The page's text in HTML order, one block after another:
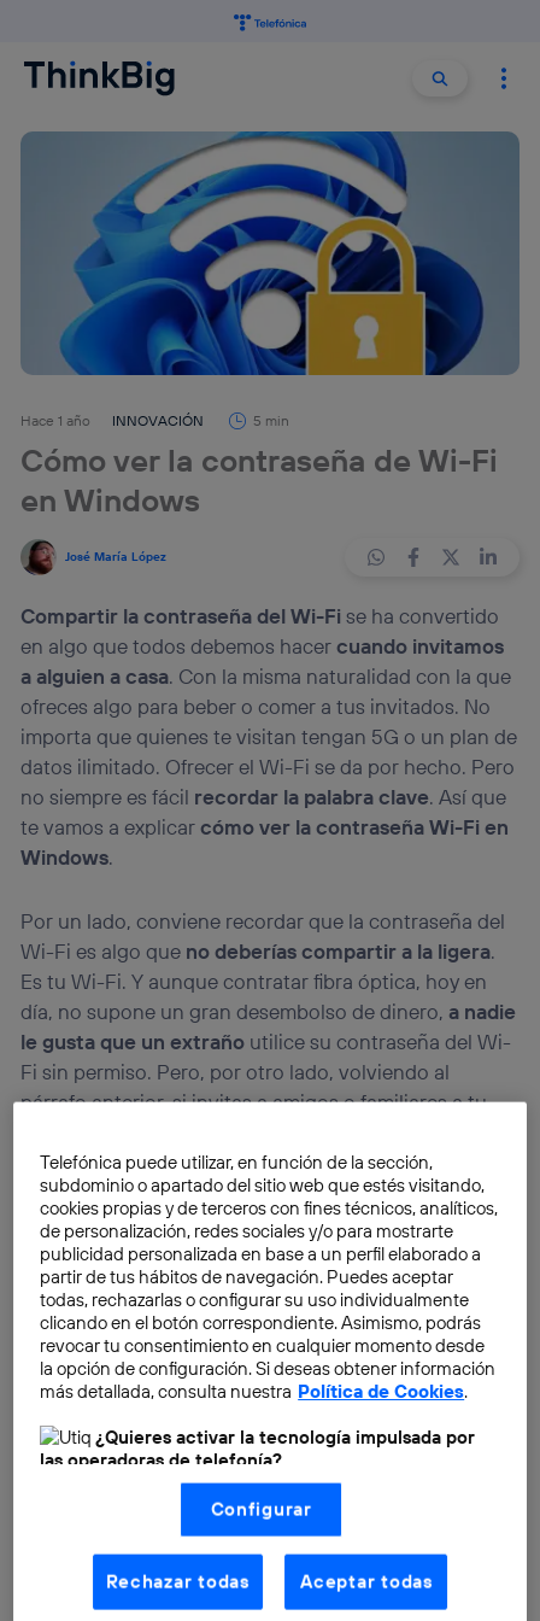
Buscar
Hace 1 año INNOVACIÓN 5 min
Cómo ver la contraseña de Wi-Fi
en Windows
José María López
Compartir la contraseña del Wi-Fi se ha convertido
en algo que todos debemos hacercuando invitamos
a alguien a casa. Con la misma naturalidad con la que
ofreces algo para beber o comer a tus invitados. No
importa que quienes te visitan tengan 5G o un plan de
datos ilimitado. Ofrecer el Wi-Fi se da por hecho. Pero
no siempre es fácil recordar la palabra clave. Así que
te vamos a explicarcómo ver la contraseña Wi-Fi en
Windows.
Por un lado, conviene recordar que la contraseña del
Wi-Fi es algo que no deberías compartir a la ligera.
Es tu Wi-Fi. Y aunque contratar fibra óptica, hoy en
día, no supone un gran desembolso de dinero, a nadie
le gusta que un extraño utilice su contraseña del Wi-
Fi sin permiso. Pero, por otro lado, volviendo al
párrafo anterior, si invitas a amigos o familiares a tu
másfacilitar la contraseña del Wi-Fi.
Telefónica puede utilizar, en función de la sección,
subdominio o apartado del sitio web que estés visitando,
cookies propias y de terceros con fines técnicos, analíticos,
de personalización, redes sociales y/o para mostrarte
publicidad personalizada en base a un perfil elaborado a
partir de tus hábitos de navegación. Puedes aceptar
todas, rechazarlas o configurar su uso individualmente
clicando en el botón correspondiente. Asimismo, podrás
revocar tu consentimiento en cualquier momento desde
la opción de configuración. Si deseas obtener información
más detallada, consulta nuestra Política de Cookies.
¿Quieres activar la tecnología impulsada por
las operadoras de telefonía?
Nosotros, Telefónica S.A., utilizamos la tecnología Utiq para
realizar nuestras acciones de marketing digital o análisis
(como se describe en este aviso de consentimiento)
basadas en tu navegación en nuestra(s) web(s)
aquí (solo cuando utilizas una conexión a
internet habilitada , proporcionada por una de las
operadoras de telefonía participantes, y otorgas tu
Configurar
Rechazar todas Aceptar todas